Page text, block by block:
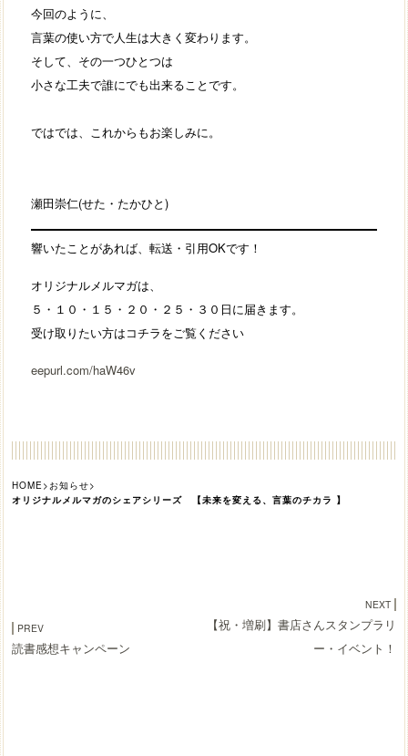
今回のように、
言葉の使い方で人生は大きく変わります。
そして、その一つひとつは
小さな工夫で誰にでも出来ることです。
ではでは、これからもお楽しみに。
瀬田崇仁(せた・たかひと)
響いたことがあれば、転送・引用OKです！
オリジナルメルマガは、
５・１０・１５・２０・２５・３０日に届きます。
受け取りたい方はコチラをご覧ください
eepurl.com/haW46v
HOME>お知らせ>
オリジナルメルマガのシェアシリーズ 【未来を変える、言葉のチカラ 】
PREV
読書感想キャンペーン
NEXT
【祝・増刷】書店さんスタンプラリ
ー・イベント！